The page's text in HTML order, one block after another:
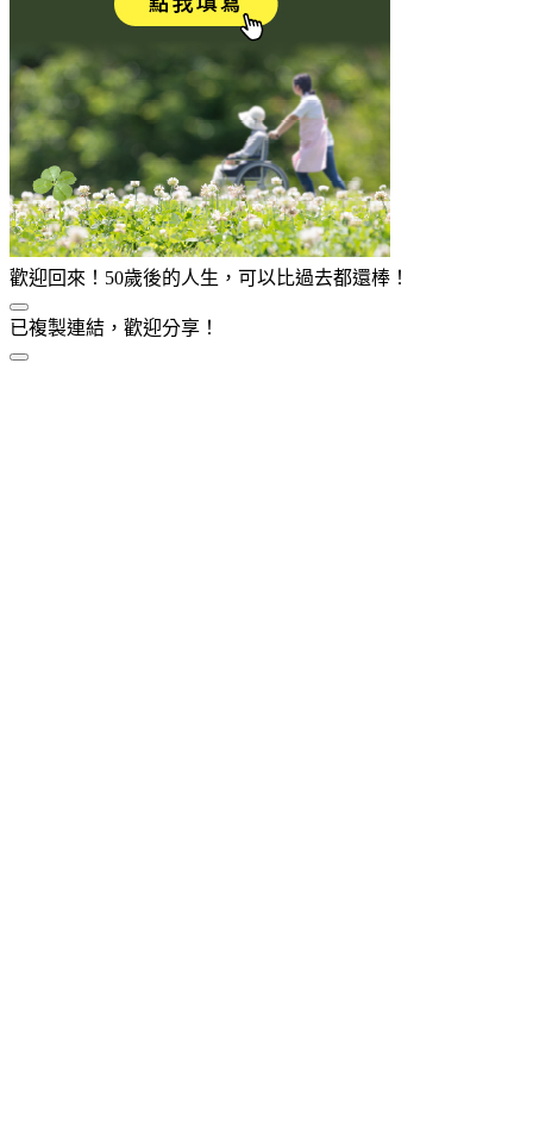
歡迎回來！50歲後的人生，可以比過去都還棒！
已複製連結，歡迎分享！